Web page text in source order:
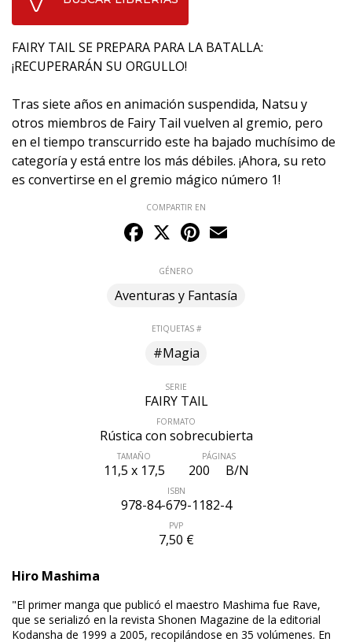
FAIRY TAIL SE PREPARA PARA LA BATALLA:
¡RECUPERARÁN SU ORGULLO!
Tras siete años en animación suspendida, Natsu y
otros miembros de Fairy Tail vuelven al gremio, pero
en el tiempo transcurrido este ha bajado muchísimo de
categoría y está entre los más débiles. ¡Ahora, su reto
es convertirse en el gremio mágico número 1!
COMPARTIR EN
Facebook
X Pinterest
GÉNERO
Aventuras y Fantasía
ETIQUETAS #
#Magia
SERIE
FAIRY TAIL
FORMATO
Rústica con sobrecubierta
TAMAÑO
11,5 x 17,5
PÁGINAS
200 B/N
ISBN
978-84-679-1182-4
PVP
7,50 €
Hiro Mashima
"El primer manga que publicó el maestro Mashima fue Rave,
que se serializó en la revista Shonen Magazine de la editorial
Kodansha de 1999 a 2005, recopilándose en 35 volúmenes. En